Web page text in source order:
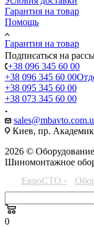
Гарантия на товар
Помощь
Гарантия на товар
Подписаться на
+38 096 345 60 00
+38 096 345 60 00
+38 095 345 60 00
+38 073 345 60 00
Киев, пр.
2026 ©
Шиномонтажное
ЕвроСТО ›
0